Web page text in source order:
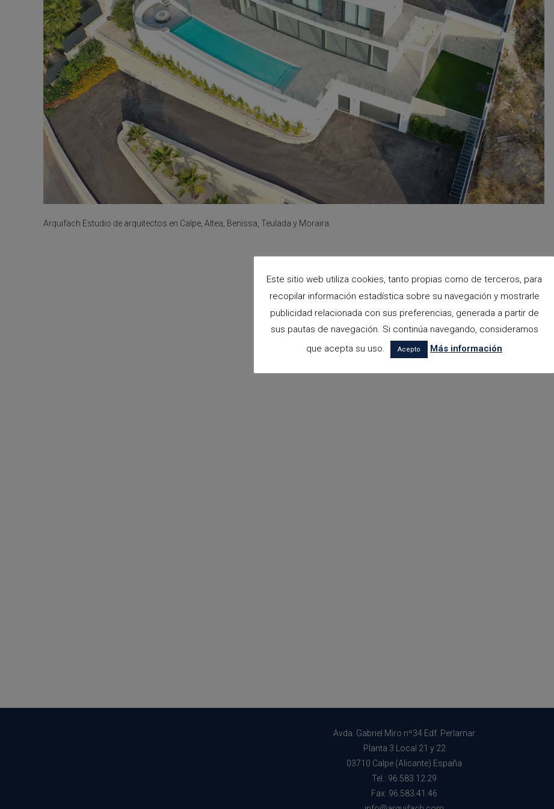
Arquifach Estudio de arquitectos en Calpe, Altea, Benissa, Teulada y Moraira.
Avda. Gabriel Miro nº34 Edf. Perlamar
Planta 3 Local 21 y 22
03710 Calpe (Alicante) España
Tel.: 96.583.12.29
Fax: 96.583.41.46
Este sitio web utiliza cookies, tanto propias como de terceros, para
recopilar información estadística sobre su navegación y mostrarle
publicidad relacionada con sus preferencias, generada a partir de
sus pautas de navegación. Si continúa navegando, consideramos
que acepta su uso.
Acepto Más información